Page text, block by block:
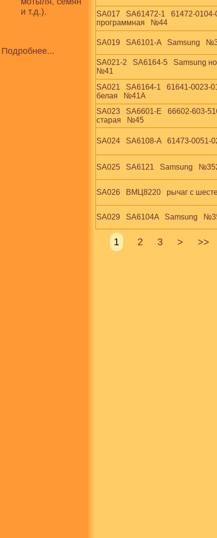
и т.д.).
Подробнее...
SA017   SA61472-1   61472-
программная   №44
SA019   SA6101-A   Samsung
SA021-2   SA6164-5   Samsung
№41
SA021   SA6164-1   61641-0023-
белая   №41А
SA023   SA6601-E   66602-603-
старая   №45
SA024   SA6108-A   61473-0051-
SA025   SA6121   Samsung
SA026   ВМЦ8220   рычаг с
SA029   SA6104A   Samsung
1 2 3 > >>